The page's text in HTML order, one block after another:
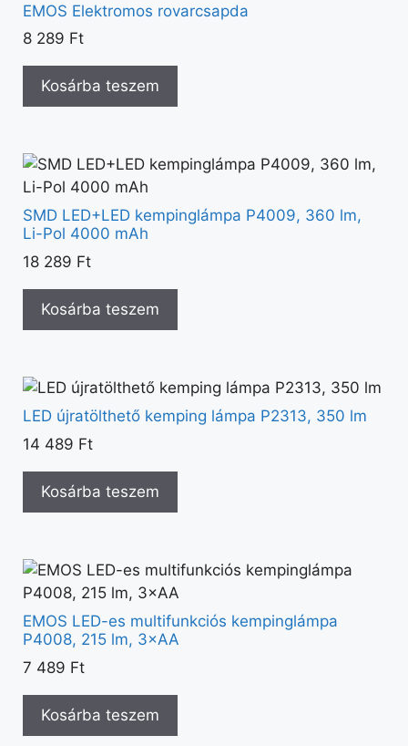
EMOS Elektromos rovarcsapda
8 289 Ft
Kosárba teszem
SMD LED+LED kempinglámpa P4009, 360 lm,
Li-Pol 4000 mAh
18 289 Ft
Kosárba teszem
LED újratölthető kemping lámpa P2313, 350 lm
14 489 Ft
Kosárba teszem
EMOS LED-es multifunkciós kempinglámpa
P4008, 215 lm, 3×AA
7 489 Ft
Kosárba teszem